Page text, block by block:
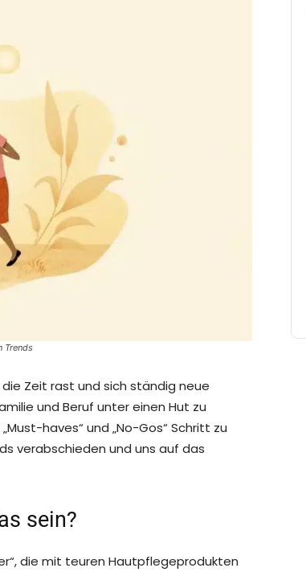
Trends
die Zeit rast und sich ständig neue
und Beruf unter einen Hut zu
haves“ und „No-Gos“ Schritt zu
verabschieden und uns auf das
sein?
die mit teuren Hautpflegeprodukten